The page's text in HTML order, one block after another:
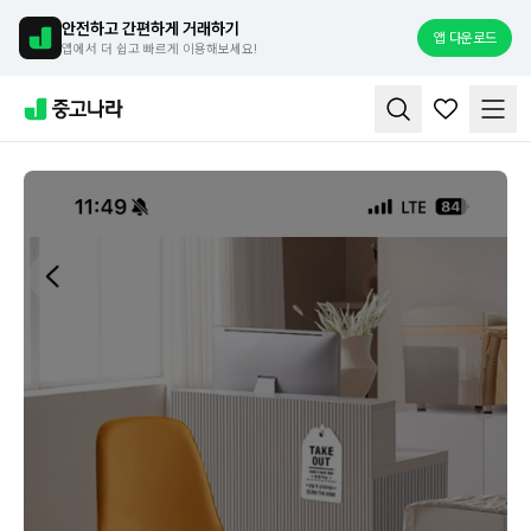
안전하고 간편하게 거래하기
앱에서 더 쉽고 빠르게 이용해보세요!
앱 다운로드